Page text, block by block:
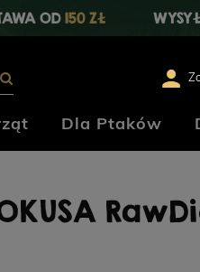
OD 150 ZŁ
Dla Ptaków